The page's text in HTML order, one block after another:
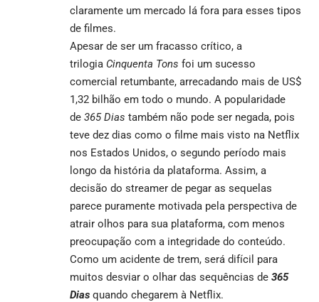
claramente um mercado lá fora para esses tipos
de filmes.
Apesar de ser um fracasso crítico, a
trilogia Cinquenta Tons foi um sucesso
comercial retumbante, arrecadando mais de US$
1,32 bilhão em todo o mundo. A popularidade
de 365 Dias também não pode ser negada, pois
teve dez dias como o filme mais visto na Netflix
nos Estados Unidos, o segundo período mais
longo da história da plataforma. Assim, a
decisão do streamer de pegar as sequelas
parece puramente motivada pela perspectiva de
atrair olhos para sua plataforma, com menos
preocupação com a integridade do conteúdo.
Como um acidente de trem, será difícil para
muitos desviar o olhar das sequências de 365
Dias quando chegarem à Netflix.